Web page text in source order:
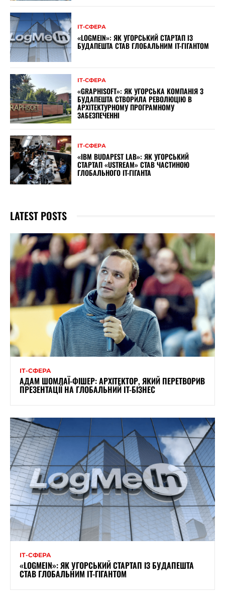
ІТ-СФЕРА
«LOGMEIN»: ЯК УГОРСЬКИЙ СТАРТАП ІЗ
БУДАПЕШТА СТАВ ГЛОБАЛЬНИМ IT-ГІГАНТОМ
ІТ-СФЕРА
«GRAPHISOFT»: ЯК УГОРСЬКА КОМПАНІЯ З
БУДАПЕШТА СТВОРИЛА РЕВОЛЮЦІЮ В
АРХІТЕКТУРНОМУ ПРОГРАМНОМУ
ЗАБЕЗПЕЧЕННІ
ІТ-СФЕРА
«IBM BUDAPEST LAB»: ЯК УГОРСЬКИЙ
СТАРТАП «USTREAM» СТАВ ЧАСТИНОЮ
ГЛОБАЛЬНОГО IT-ГІГАНТА
LATEST POSTS
ІТ-СФЕРА
АДАМ ШОМЛАЇ-ФІШЕР: АРХІТЕКТОР, ЯКИЙ ПЕРЕТВОРИВ
ПРЕЗЕНТАЦІЇ НА ГЛОБАЛЬНИЙ IT-БІЗНЕС
ІТ-СФЕРА
«LOGMEIN»: ЯК УГОРСЬКИЙ СТАРТАП ІЗ БУДАПЕШТА
СТАВ ГЛОБАЛЬНИМ IT-ГІГАНТОМ